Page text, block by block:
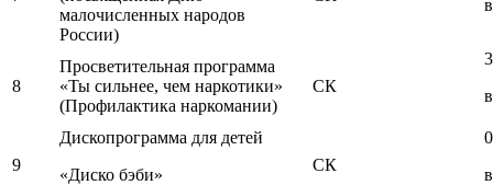
малочисленных народов
России)
8
Просветительная программа
«Ты сильнее, чем наркотики»
(Профилактика наркомании)
СК
9
Дископрограмма для детей
«Диско бэби»
СК